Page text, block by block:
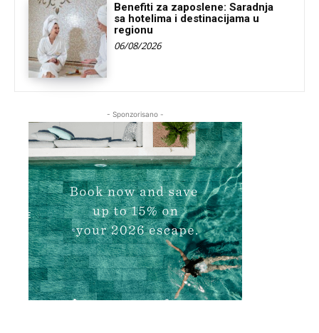
Benefiti za zaposlene: Saradnja
sa hotelima i destinacijama u
regionu
06/08/2026
- Sponzorisano -